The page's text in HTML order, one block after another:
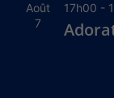
Août
7
17h00 -